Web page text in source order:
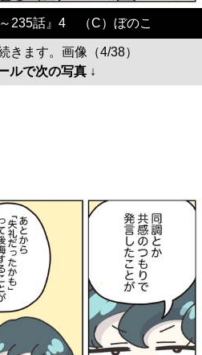
235話』4 （C）ぼのこ
きます。画像（4/38）
ルで次の写真 ↓